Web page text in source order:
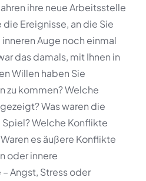
ihre neue Arbeitsstelle
Ereignisse, an die Sie
Auge noch einmal
das damals, mit Ihnen in
Willen haben Sie
zu kommen? Welche
Was waren die
Welche Konflikte
es äußere Konflikte
oder innere
Angst, Stress oder